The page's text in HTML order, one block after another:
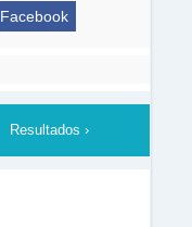
Facebook
Resultados ›